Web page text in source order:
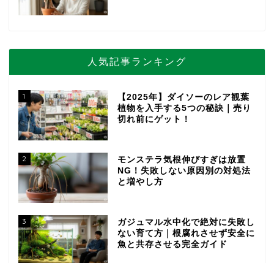
人気記事ランキング
1
【2025年】ダイソーのレア観葉
植物を入手する5つの秘訣｜売り
切れ前にゲット！
2
モンステラ気根伸びすぎは放置
NG！失敗しない原因別の対処法
と増やし方
3
ガジュマル水中化で絶対に失敗し
ない育て方｜根腐れさせず安全に
魚と共存させる完全ガイド